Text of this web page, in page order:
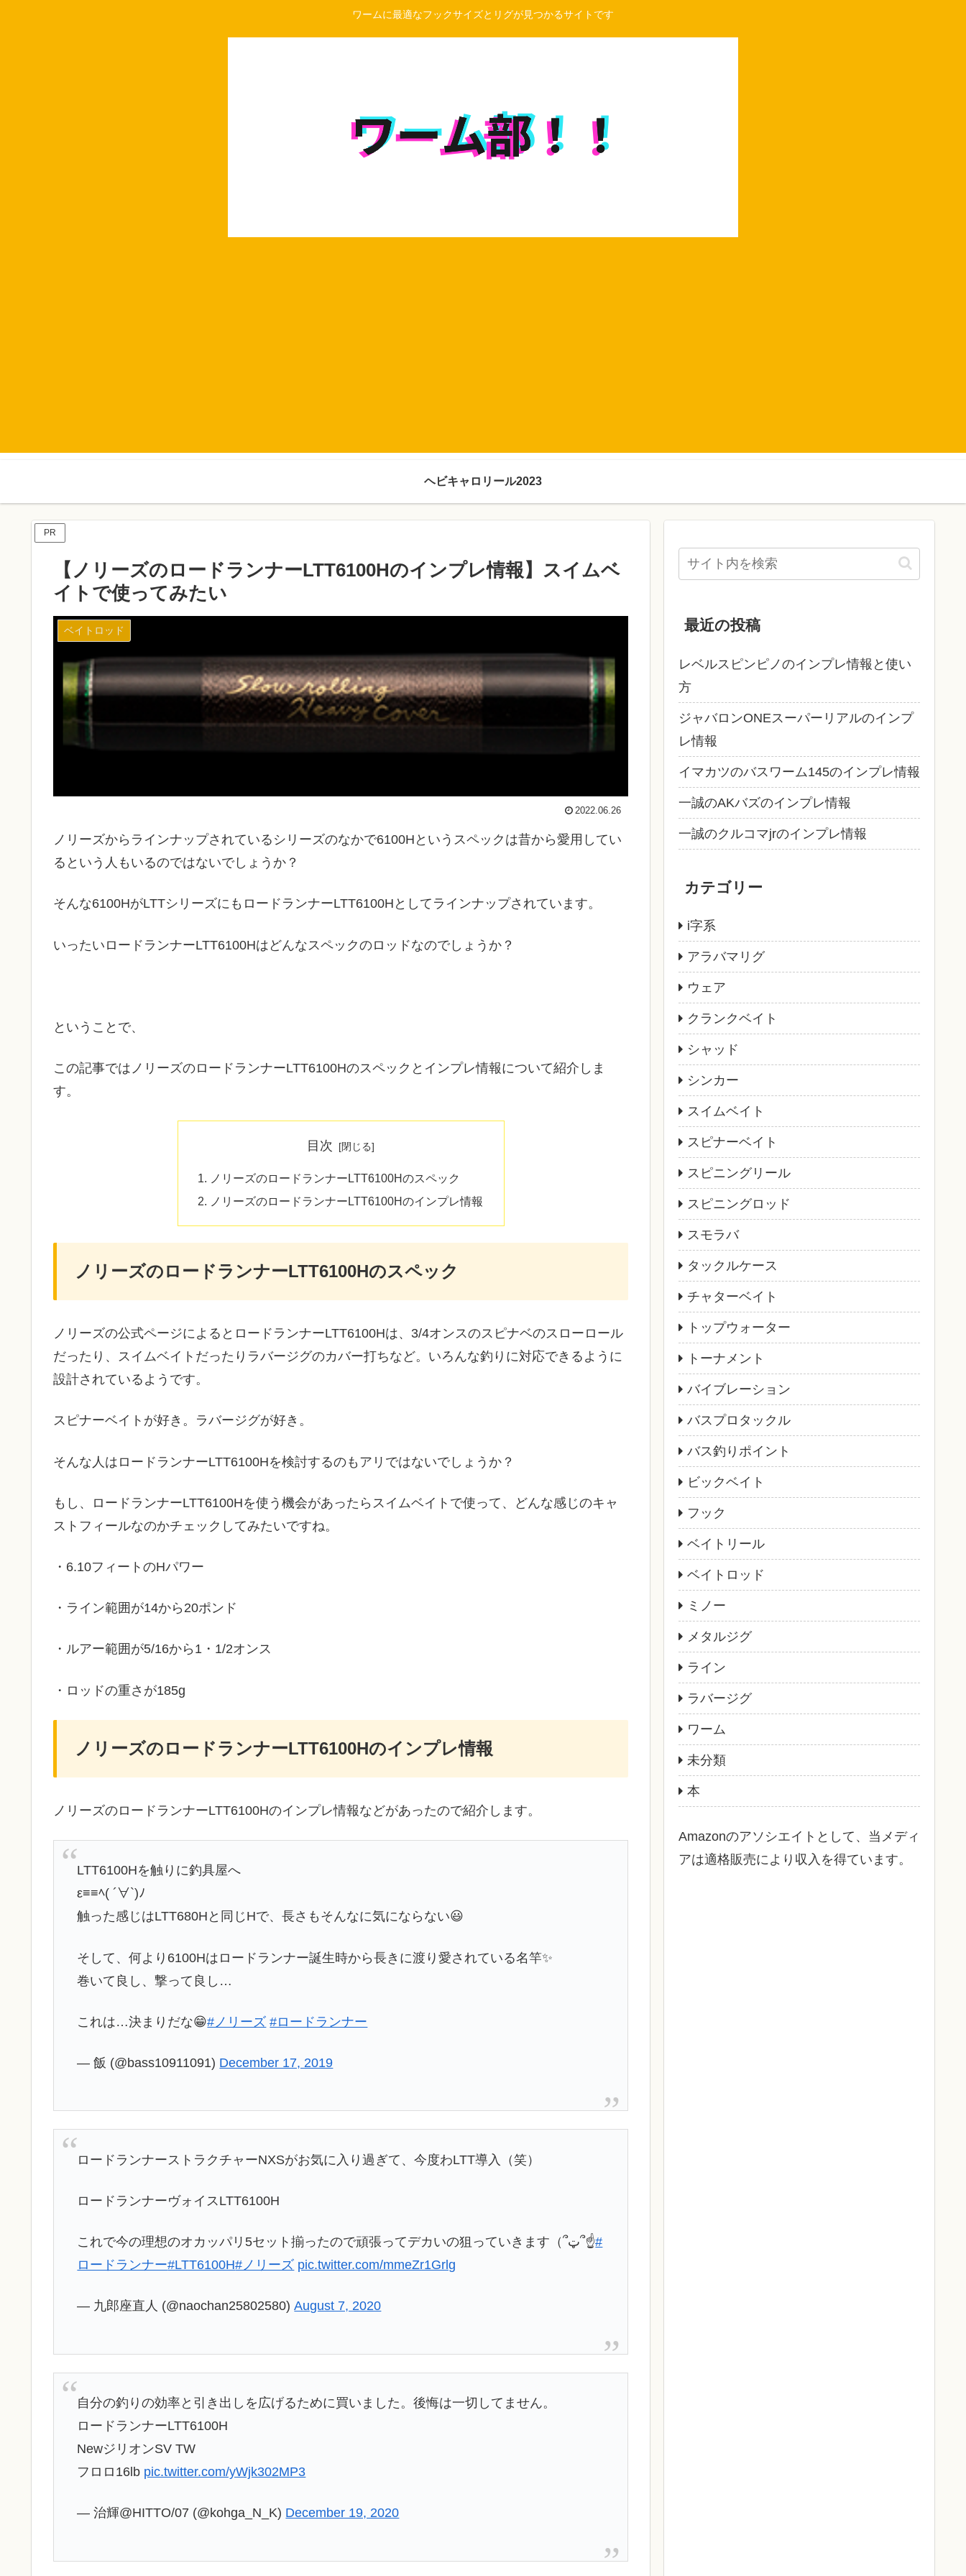
ワームに最適なフックサイズとリグが見つかるサイトです
ヘビキャロリール2023
PR
【ノリーズのロードランナーLTT6100Hのインプレ情報】スイムベ
イトで使ってみたい
ベイトロッド
2022.06.26
ノリーズからラインナップされているシリーズのなかで6100Hというスペックは昔から愛用してい
るという人もいるのではないでしょうか？
そんな6100HがLTTシリーズにもロードランナーLTT6100Hとしてラインナップされています。
いったいロードランナーLTT6100Hはどんなスペックのロッドなのでしょうか？
ということで、
この記事ではノリーズのロードランナーLTT6100Hのスペックとインプレ情報について紹介しま
す。
目次
ノリーズのロードランナーLTT6100Hのスペック
ノリーズのロードランナーLTT6100Hのインプレ情報
ノリーズのロードランナーLTT6100Hのスペック
ノリーズの公式ページによるとロードランナーLTT6100Hは、3/4オンスのスピナベのスローロール
だったり、スイムベイトだったりラバージグのカバー打ちなど。いろんな釣りに対応できるように
設計されているようです。
スピナーベイトが好き。ラバージグが好き。
そんな人はロードランナーLTT6100Hを検討するのもアリではないでしょうか？
もし、ロードランナーLTT6100Hを使う機会があったらスイムベイトで使って、どんな感じのキャ
ストフィールなのかチェックしてみたいですね。
・6.10フィートのHパワー
・ライン範囲が14から20ポンド
・ルアー範囲が5/16から1・1/2オンス
・ロッドの重さが185g
ノリーズのロードランナーLTT6100Hのインプレ情報
ノリーズのロードランナーLTT6100Hのインプレ情報などがあったので紹介します。
LTT6100Hを触りに釣具屋へ
ε≡≡ﾍ( ´∀`)ﾉ
触った感じはLTT680Hと同じHで、長さもそんなに気にならない😃
そして、何より6100Hはロードランナー誕生時から長きに渡り愛されている名竿✨
巻いて良し、撃って良し…
これは…決まりだな😁#ノリーズ #ロードランナー
— 飯 (@bass10911091) December 17, 2019
ロードランナーストラクチャーNXSがお気に入り過ぎて、今度わLTT導入（笑）
ロードランナーヴォイスLTT6100H
これで今の理想のオカッパリ5セット揃ったので頑張ってデカいの狙っていきます（՞ټ՞☝#
ロードランナー#LTT6100H#ノリーズ pic.twitter.com/mmeZr1Grlg
— 九郎座直人 (@naochan25802580)August 7, 2020
自分の釣りの効率と引き出しを広げるために買いました。後悔は一切してません。
ロードランナーLTT6100H
NewジリオンSV TW
フロロ16lb pic.twitter.com/yWjk302MP3
— 治輝@HITTO/07 (@kohga_N_K) December 19, 2020
最近の投稿
レベルスピンピノのインプレ情報と使い
方
ジャバロンONEスーパーリアルのインプ
レ情報
イマカツのバスワーム145のインプレ情報
一誠のAKバズのインプレ情報
一誠のクルコマjrのインプレ情報
カテゴリー
i字系
アラバマリグ
ウェア
クランクベイト
シャッド
シンカー
スイムベイト
スピナーベイト
スピニングリール
スピニングロッド
スモラバ
タックルケース
チャターベイト
トップウォーター
トーナメント
バイブレーション
バスプロタックル
バス釣りポイント
ビックベイト
フック
ベイトリール
ベイトロッド
ミノー
メタルジグ
ライン
ラバージグ
ワーム
未分類
本
Amazonのアソシエイトとして、当メディ
アは適格販売により収入を得ています。